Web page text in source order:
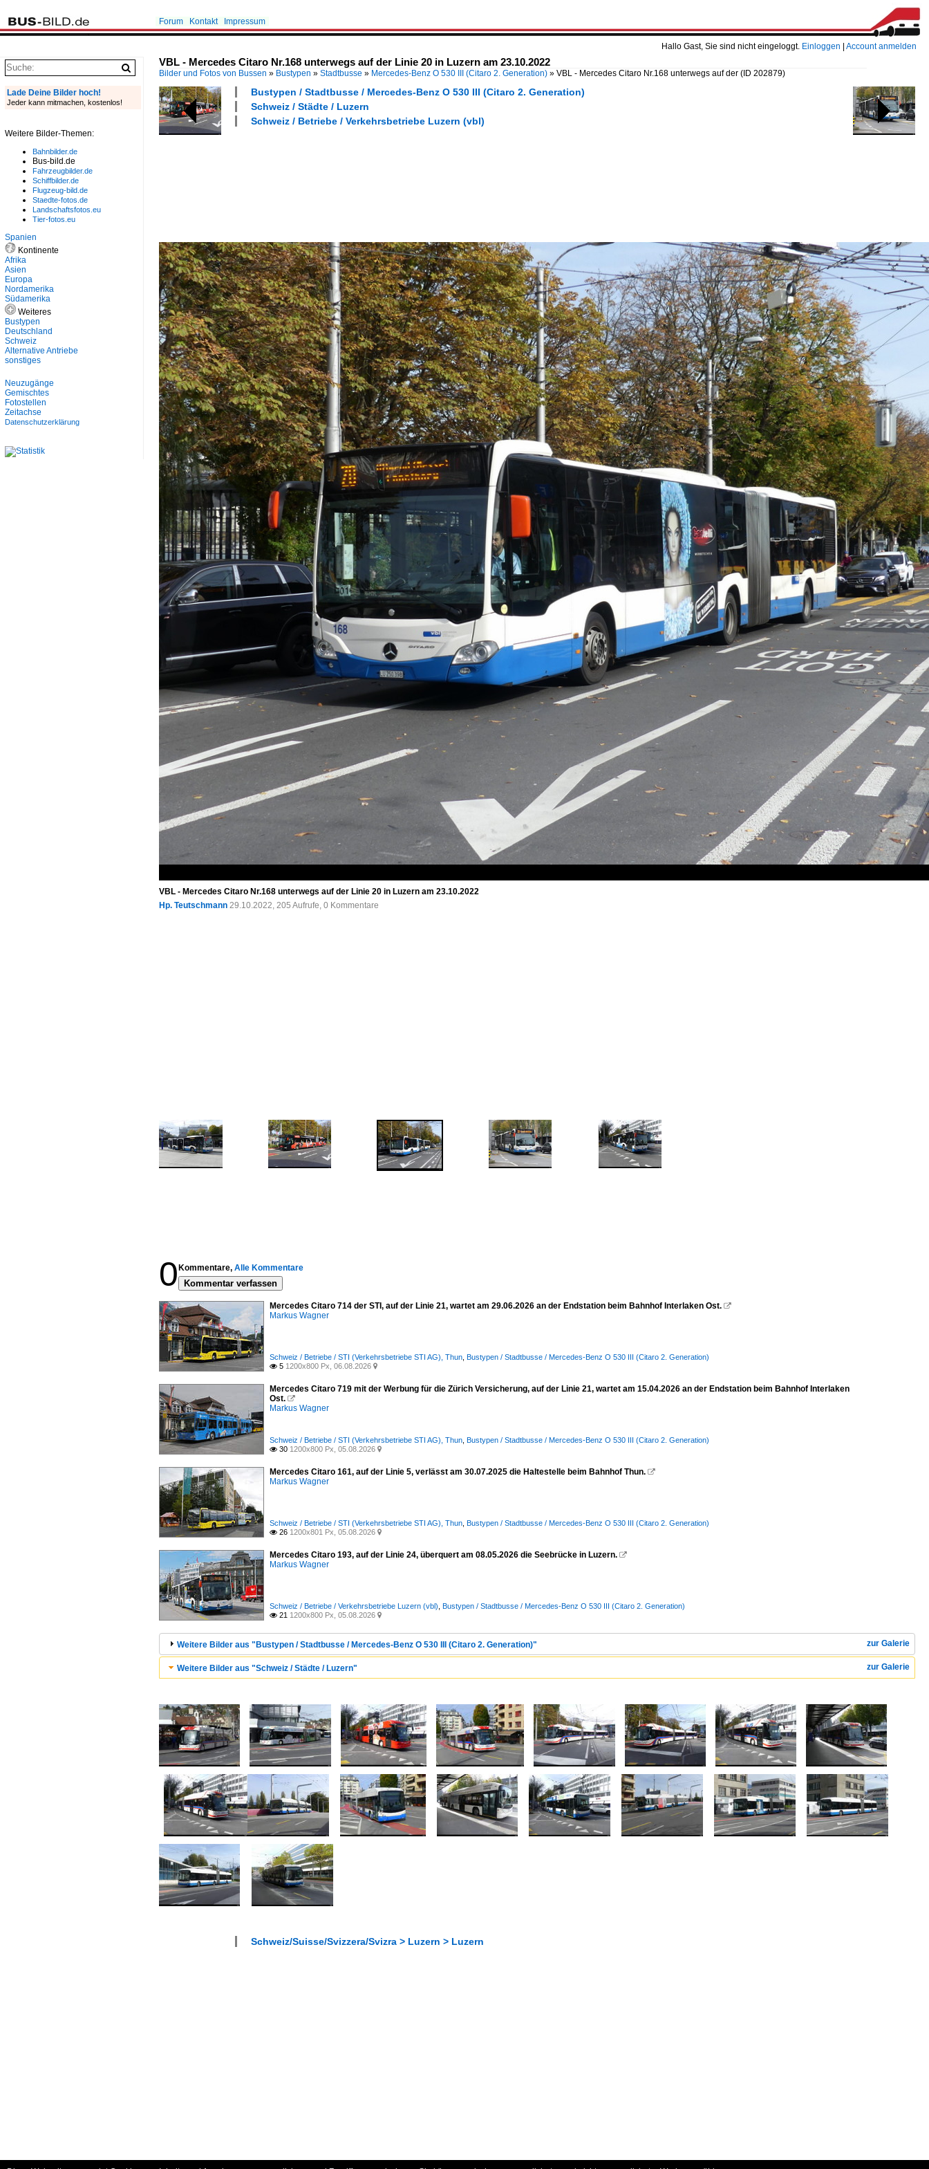
Hallo Gast, Sie sind nicht eingeloggt. Einloggen Account anmelden
Forum Kontakt Impressum
VBL - Mercedes Citaro Nr.168 unterwegs auf der Linie 20 in Luzern am 23.10.2022
Bilder und Fotos von Bussen » Bustypen » Stadtbusse » Mercedes-Benz O 530 III (Citaro 2. Generation) » VBL - Mercedes Citaro Nr.168 unterwegs auf der (ID 202879)
Bustypen / Stadtbusse / Mercedes-Benz O 530 III (Citaro 2. Generation)
Schweiz / Städte / Luzern
Schweiz / Betriebe / Verkehrsbetriebe Luzern (vbl)
VBL - Mercedes Citaro Nr.168 unterwegs auf der Linie 20 in Luzern am 23.10.2022
Hp. Teutschmann 29.10.2022, 205 Aufrufe, 0 Kommentare
0 Kommentare, Alle Kommentare
Kommentar verfassen
Mercedes Citaro 714 der STI, auf der Linie 21, wartet am 29.06.2026 an der Endstation beim Bahnhof Interlaken Ost. 
Markus Wagner
Schweiz / Betriebe / STI (Verkehrsbetriebe STI AG), Thun Bustypen / Stadtbusse / Mercedes-Benz O 530 III (Citaro 2. Generation)
 5 1200x800 Px, 06.08.2026 
Mercedes Citaro 719 mit der Werbung für die Zürich Versicherung, auf der Linie 21, wartet am 15.04.2026 an der Endstation beim Bahnhof Interlaken
Ost. 
Markus Wagner
Schweiz / Betriebe / STI (Verkehrsbetriebe STI AG), Thun Bustypen / Stadtbusse / Mercedes-Benz O 530 III (Citaro 2. Generation)
 30 1200x800 Px, 05.08.2026 
Mercedes Citaro 161, auf der Linie 5, verlässt am 30.07.2025 die Haltestelle beim Bahnhof Thun. 
Markus Wagner
Schweiz / Betriebe / STI (Verkehrsbetriebe STI AG), Thun Bustypen / Stadtbusse / Mercedes-Benz O 530 III (Citaro 2. Generation)
 26 1200x801 Px, 05.08.2026 
Mercedes Citaro 193, auf der Linie 24, überquert am 08.05.2026 die Seebrücke in Luzern. 
Markus Wagner
Schweiz / Betriebe / Verkehrsbetriebe Luzern (vbl) Bustypen / Stadtbusse / Mercedes-Benz O 530 III (Citaro 2. Generation)
 21 1200x800 Px, 05.08.2026 
zur Galerie
Weitere Bilder aus "Bustypen / Stadtbusse / Mercedes-Benz O 530 III (Citaro 2. Generation)"
zur Galerie
Weitere Bilder aus "Schweiz / Städte / Luzern"
Schweiz/Suisse/Svizzera/Svizra > Luzern > Luzern
Lade Deine Bilder hoch!
Jeder kann mitmachen, kostenlos!
Weitere Bilder-Themen:
Bahnbilder.de
Bus-bild.de
Fahrzeugbilder.de
Schiffbilder.de
Flugzeug-bild.de
Staedte-fotos.de
Landschaftsfotos.eu
Tier-fotos.eu
Spanien
Kontinente
Afrika
Asien
Europa
Nordamerika
Südamerika
Weiteres
Bustypen
Deutschland
Schweiz
Alternative Antriebe
sonstiges
Neuzugänge
Gemischtes
Fotostellen
Zeitachse
Datenschutzerklärung